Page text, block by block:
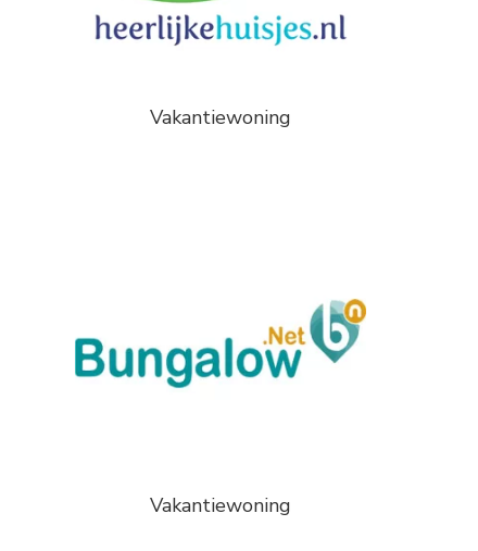
Vakantiewoning
Vakantiewoning